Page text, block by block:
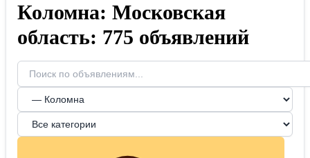
Коломна: Московская
область: 775 объявлений